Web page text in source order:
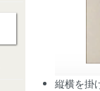
縦横を掛